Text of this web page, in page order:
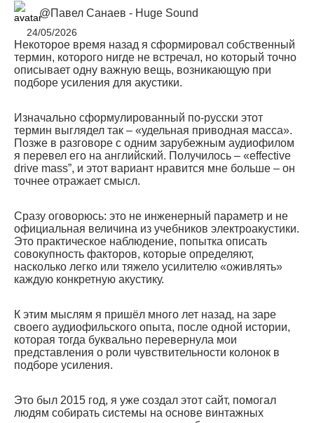
@Павел Санаев - Huge Sound
24/05/2026
Некоторое время назад я сформировал собственный
термин, которого нигде не встречал, но который точно
описывает одну важную вещь, возникающую при
подборе усиления для акустики.
Изначально сформулированный по-русски этот
термин выглядел так – «удельная приводная масса».
Позже в разговоре с одним зарубежным аудиофилом
я перевел его на английский. Получилось – «effective
drive mass”, и этот вариант нравится мне больше – он
точнее отражает смысл.
Сразу оговорюсь: это не инженерный параметр и не
официальная величина из учебников электроакустики.
Это практическое наблюдение, попытка описать
совокупность факторов, которые определяют,
насколько легко или тяжело усилителю «оживлять»
каждую конкретную акустику.
К этим мыслям я пришёл много лет назад, на заре
своего аудиофильского опыта, после одной истории,
которая тогда буквально перевернула мои
представления о роли чувствительности колонок в
подборе усиления.
Это был 2015 год, я уже создал этот сайт, помогал
людям собирать системы на основе винтажных